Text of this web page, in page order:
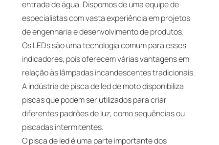
entrada de água. Dispomos de uma equipe de
especialistas com vasta experiência em projetos
de engenharia e desenvolvimento de produtos.
Os LEDs são uma tecnologia comum para esses
indicadores, pois oferecem várias vantagens em
relação às lâmpadas incandescentes tradicionais.
A indústria de pisca de led de moto disponibiliza
piscas que podem ser utilizados para criar
diferentes padrões de luz, como sequências ou
piscadas intermitentes.
O pisca de led é uma parte importante dos